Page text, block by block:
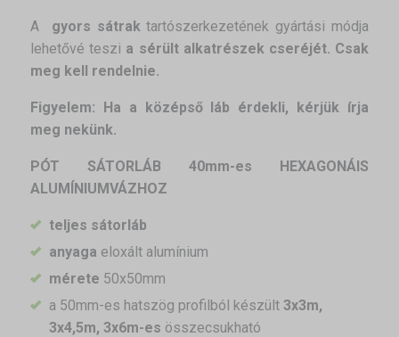
A gyors sátraktartószerkezetének gyártási módja
lehetővé teszi a sérült alkatrészek cseréjét. Csak
meg kell rendelnie.
Figyelem: Ha a középső láb érdekli, kérjük írja
meg nekünk.
PÓT SÁTORLÁB 40mm-es HEXAGONÁIS
ALUMÍNIUMVÁZHOZ
teljes sátorláb
anyaga eloxált alumínium
mérete 50x50mm
a 50mm-es hatszög profilból készült 3x3m,
3x4,5m, 3x6m-es összecsukható